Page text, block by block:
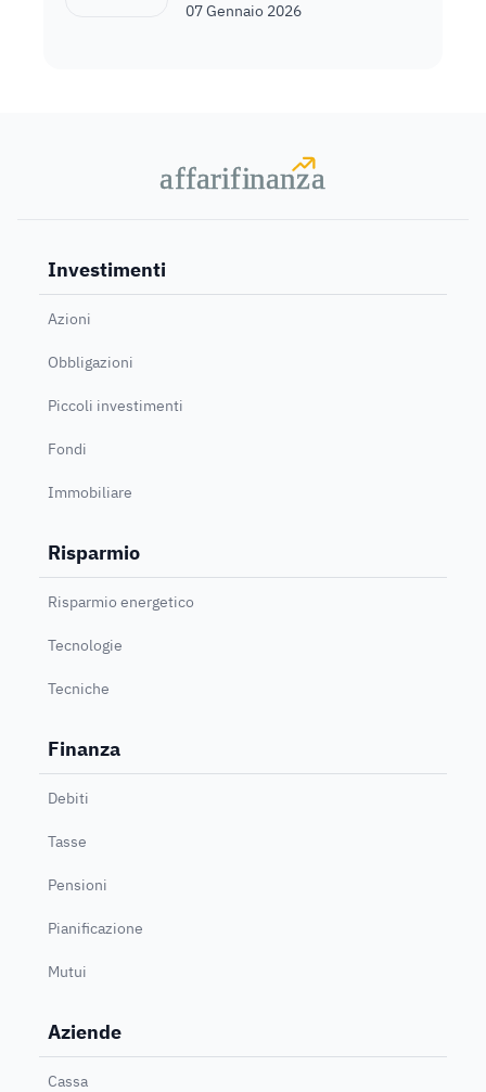
07 Gennaio 2026
affarifinanza
affarifinanza
Investimenti
Azioni
Obbligazioni
Piccoli investimenti
Fondi
Immobiliare
Risparmio
Risparmio energetico
Tecnologie
Tecniche
Finanza
Debiti
Tasse
Pensioni
Pianificazione
Mutui
Aziende
Cassa